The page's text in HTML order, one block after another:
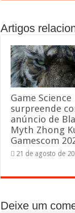
Artigos
Game Science
surpreende
anúncio de
Myth Zhong
Gamescom
21 de agosto de
Deixe um